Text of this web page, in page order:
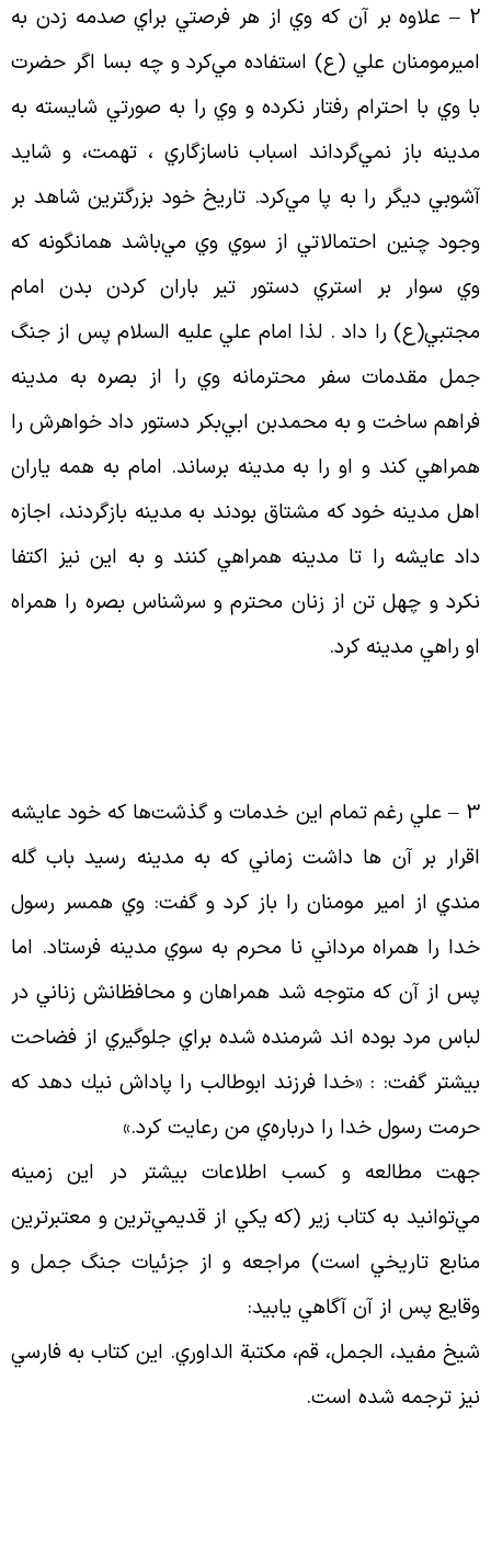
علاوه بر آن كه وي از هر فرصتي براي صدمه زدن به
علي (ع) استفاده مي‌كرد و چه بسا اگر حضرت
وي با احترام رفتار نكرده و وي را به صورتي شايسته به
باز نمي‌گرداند اسباب ناسازگاري ، تهمت، و شايد
ديگر را به پا مي‌كرد. تاريخ خود بزرگترين شاهد بر
چنين احتمالاتي از سوي وي مي‌باشد همانگونه كه
سوار بر استري دستور تير باران كردن بدن امام
را داد . لذا امام علي عليه السلام پس از جنگ
مقدمات سفر محترمانه وي را از بصره به مدينه
ساخت و به محمدبن ابي‌بكر دستور داد خواهرش را
كند و او را به مدينه برساند. امام به همه ياران
مدينه خود كه مشتاق بودند به مدينه بازگردند، اجازه
عايشه را تا مدينه همراهي كنند و به اين نيز اكتفا
و چهل تن از زنان محترم و سرشناس بصره را همراه
راهي مدينه كرد.
علي رغم تمام اين خدمات و گذشت‌ها كه خود عايشه
بر آن ها داشت زماني كه به مدينه رسيد باب گله
از امير مومنان را باز كرد و گفت: وي همسر رسول
را همراه مرداني نا محرم به سوي مدينه فرستاد. اما
از آن كه متوجه شد همراهان و محافظانش زناني در
مرد بوده اند شرمنده شده براي جلوگيري از فضاحت
گفت: : «خدا فرزند ابوطالب را پاداش نيك دهد كه
رسول خدا را درباره‌ي من رعايت كرد.»
مطالعه و كسب اطلاعات بيشتر در اين زمينه
به كتاب زير (كه يكي از قديمي‌ترين و معتبرترين
تاريخي است) مراجعه و از جزئيات جنگ جمل و
پس از آن آگاهي يابيد:
مفيد، الجمل، قم، مكتبة الداوري. اين كتاب به فارسي
ترجمه شده است.